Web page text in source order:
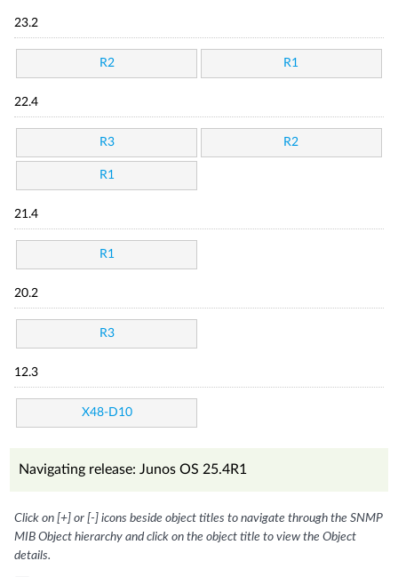
23.2
R2 R1
22.4
R3 R2
R1
21.4
R1
20.2
R3
12.3
X48-D10
Navigating release: Junos OS 25.4R1
Click on [+] or [-] icons beside object titles to navigate through the SNMP
MIB Object hierarchy and click on the object title to view the Object
details.